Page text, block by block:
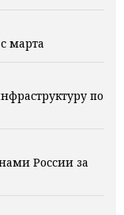
марта
по
России за